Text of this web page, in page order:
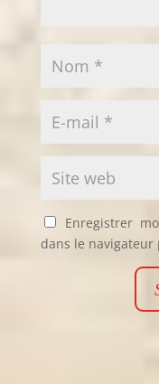
Enregistrer
dans le